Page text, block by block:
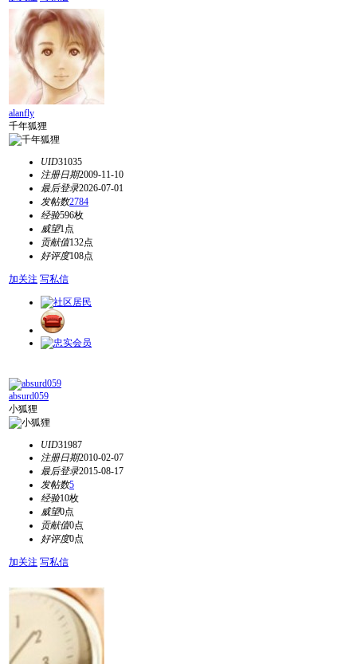
alanfly
千年狐狸
UID31035
注册日期2009-11-10
最后登录2026-07-01
发帖数2784
经验596枚
威望1点
贡献值132点
好评度108点
加关注 写私信
absurd059
小狐狸
UID31987
注册日期2010-02-07
最后登录2015-08-17
发帖数5
经验10枚
威望0点
贡献值0点
好评度0点
加关注 写私信